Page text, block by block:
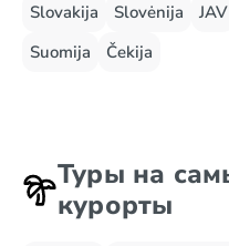
Slovakija
Slovėnija JAV
Suomija
Čekija
Туры на
курорты